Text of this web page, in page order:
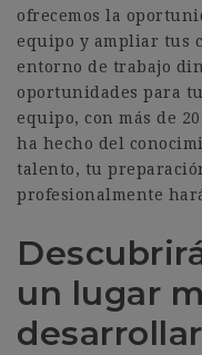
ofrecemos la
equipo y ampliar tus
entorno de trabajo
oportunidades para
equipo, con más de
ha hecho del
talento, tu
profesionalmente
un lugar